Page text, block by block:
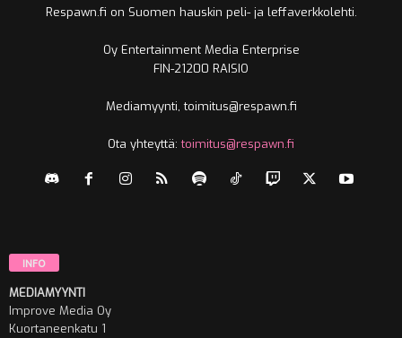
Respawn.fi on Suomen hauskin peli- ja leffaverkkolehti.
Oy Entertainment Media Enterprise
FIN-21200 RAISIO
Mediamyynti, toimitus@respawn.fi
Ota yhteyttä:toimitus@respawn.fi
INFO
MEDIAMYYNTI
Improve Media Oy
Kuortaneenkatu 1